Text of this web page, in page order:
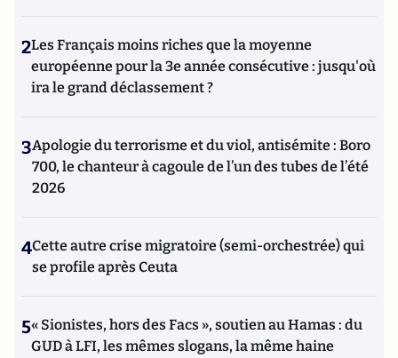
2Les Français moins riches que la moyenne
européenne pour la 3e année consécutive : jusqu'où
ira le grand déclassement ?
3Apologie du terrorisme et du viol, antisémite : Boro
700, le chanteur à cagoule de l’un des tubes de l’été
2026
4Cette autre crise migratoire (semi-orchestrée) qui
se profile après Ceuta
5« Sionistes, hors des Facs », soutien au Hamas : du
GUD à LFI, les mêmes slogans, la même haine